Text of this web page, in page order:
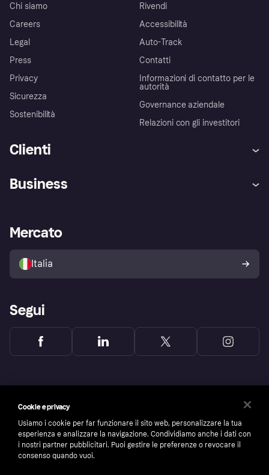
Chi siamo
Careers
Legal
Press
Privacy
Sicurezza
Sostenibilità
Rivendi
Accessibilità
Auto-Track
Contatti
Informazioni di contatto per le
autorità
Governance aziendale
Relazioni con gli investitori
Clienti
Esplora i negozi
Politica di protezione
dell'acquirente Klarna
Business
Accesso aziende
Mercato
Italia
Segui
Cookie e privacy
Usiamo i cookie per far funzionare il sito web, personalizzare la tua
esperienza e analizzare la navigazione. Condividiamo anche i dati con
i nostri partner pubblicitari. Puoi gestire le preferenze o revocare il
consenso quando vuoi.